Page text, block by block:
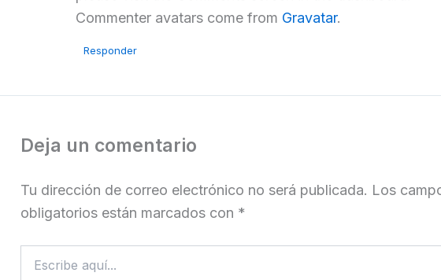
Commenter avatars come from Gravatar.
Responder
Deja un comentario
Tu dirección de correo electrónico no será publicada. Los
obligatorios están marcados con *
aquí...